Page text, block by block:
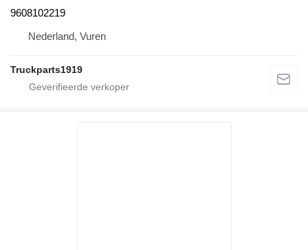
9608102219
Nederland, Vuren
Truckparts1919